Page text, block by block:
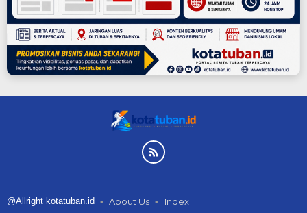
@Allright kotatuban.id About Us Index